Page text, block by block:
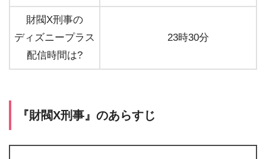
財閥X刑事の
ディズニープラス
配信時間は?
23時30分
『財閥X刑事』のあらすじ